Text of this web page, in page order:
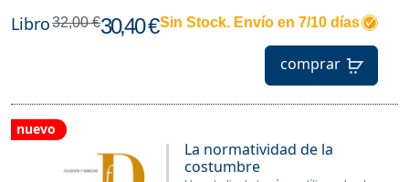
Libro32,00 €30,40 €Sin Stock. Envío en 7/10 días
comprar
nuevo
La normatividad de la
costumbre